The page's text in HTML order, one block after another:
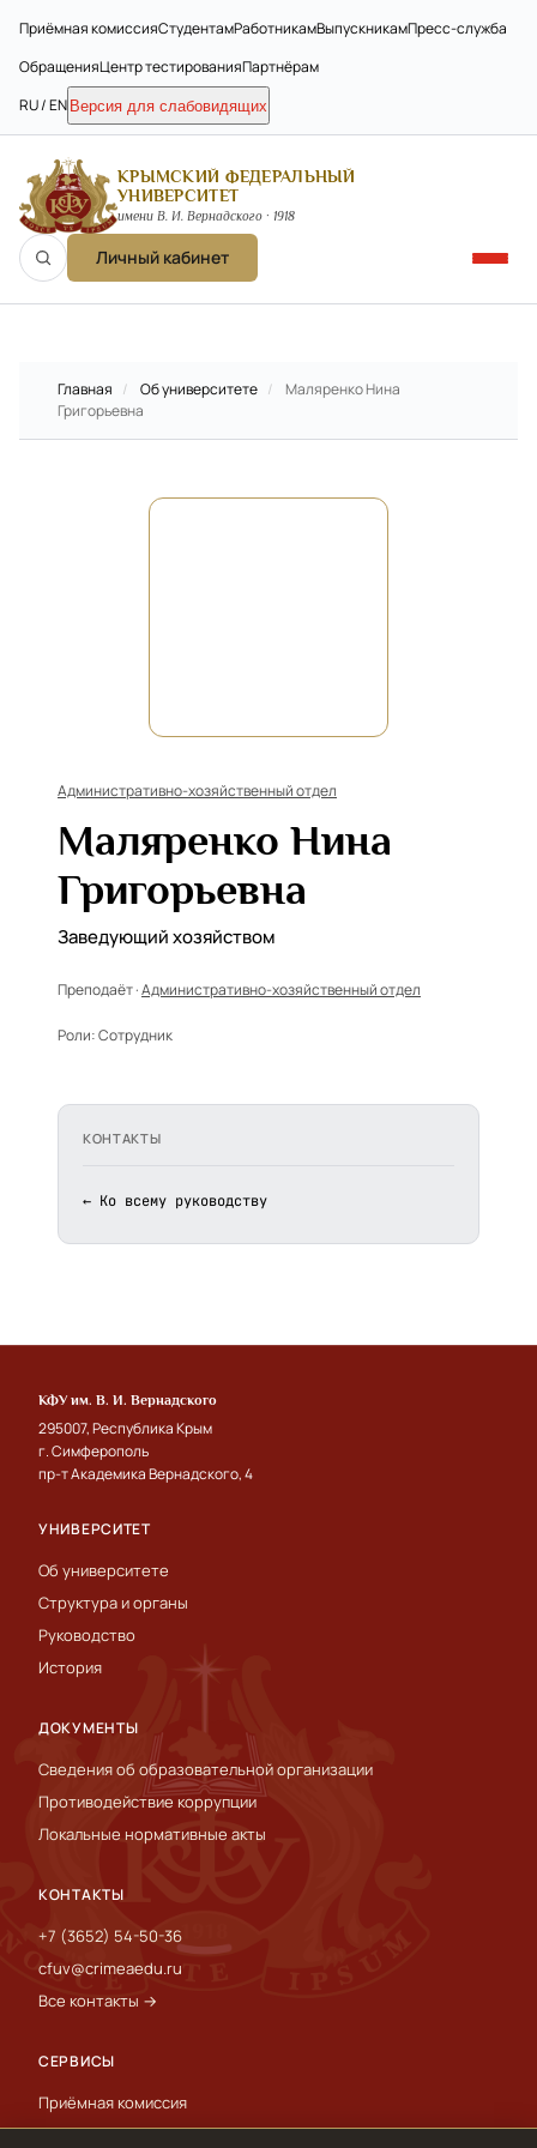
Приёмная комиссияСтудентамРаботникамВыпускникамПресс-служба
ОбращенияЦентр тестированияПартнёрам
RU / EN Версия для слабовидящих
КРЫМСКИЙ ФЕДЕРАЛЬНЫЙ
УНИВЕРСИТЕТ
имени В. И. Вернадского · 1918
Личный кабинет
Главная / Об университете /
Маляренко Нина
Григорьевна
Административно-хозяйственный отдел
Маляренко Нина
Григорьевна
Заведующий хозяйством
Преподаёт ·Административно-хозяйственный отдел
Роли:Сотрудник
КОНТАКТЫ
← Ко всему руководству
КФУ им. В. И. Вернадского
295007, Республика Крым
г. Симферополь
пр-т Академика Вернадского, 4
УНИВЕРСИТЕТ
Об университете
Структура и органы
Руководство
История
ДОКУМЕНТЫ
Сведения об образовательной организации
Противодействие коррупции
Локальные нормативные акты
КОНТАКТЫ
+7 (3652) 54-50-36
cfuv@crimeaedu.ru
Все контакты →
СЕРВИСЫ
Приёмная комиссия
Пресс-служба